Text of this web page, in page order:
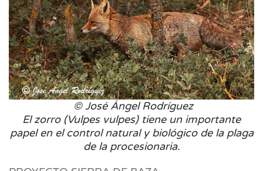
© José Ángel Rodríguez
El zorro (Vulpes vulpes) tiene un importante
papel en el control natural y biológico de la plaga
de la procesionaria.